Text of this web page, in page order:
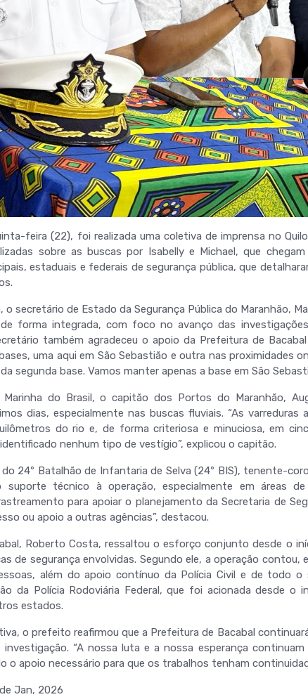
feira (22), foi realizada uma coletiva de imprensa no
sobre as buscas por Isabelly e Michael, que
estaduais e federais de segurança pública, que
o secretário de Estado da Segurança Pública do Maranhão,
forma integrada, com foco no avanço das
também agradeceu o apoio da Prefeitura de
uma aqui em São Sebastião e outra nas proximidades
segunda base. Vamos manter apenas a base em São
Marinha do Brasil, o capitão dos Portos do Maranhão,
dias, especialmente nas buscas fluviais. “As
do rio e, de forma criteriosa e minuciosa, em
nenhum tipo de vestígio”, explicou o capitão.
24º Batalhão de Infantaria de Selva (24º BIS), tenente-
suporte técnico à operação, especialmente em áreas
para apoiar o planejamento da Secretaria de
ou apoio a outras agências”, destacou.
Roberto Costa, ressaltou o esforço conjunto desde o
de segurança envolvidas. Segundo ele, a operação
além do apoio contínuo da Polícia Civil e de todo
da Polícia Rodoviária Federal, que foi acionada desde o
estados.
o prefeito reafirmou que a Prefeitura de Bacabal
“A nossa luta e a nossa esperança
o apoio necessário para que os trabalhos tenham
Jan, 2026